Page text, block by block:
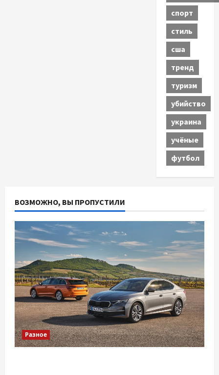
спорт
стиль
сша
тренд
туризм
убийство
украина
учёные
футбол
ВОЗМОЖНО, ВЫ ПРОПУСТИЛИ
Разное